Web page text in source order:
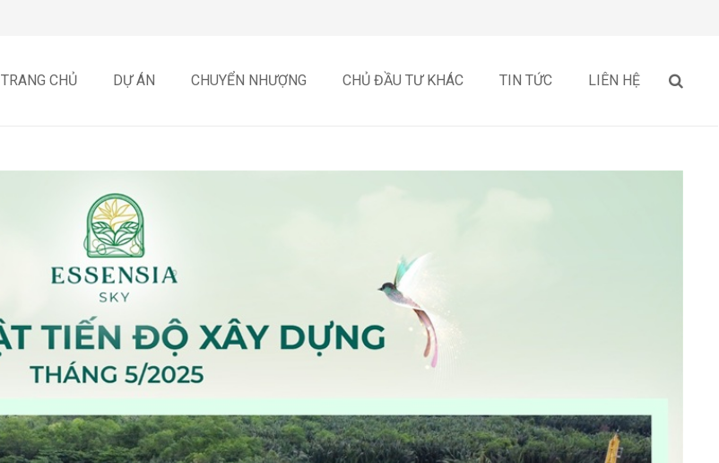
TRANG CHỦ DỰ ÁN CHUYỂN NHƯỢNG CHỦ ĐẦU TƯ KHÁC TIN TỨC LIÊN HỆ